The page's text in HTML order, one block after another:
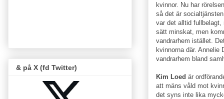
kvinnor. Nu har
så det är
var det alltid fullbelagt,
sätt minskat, men
vandrarhem istället.
kvinnorna där. Annelie
vandrarhem bland
Kim Loed är
att mäns våld mot
det syns inte lika
& på X (fd Twitter)